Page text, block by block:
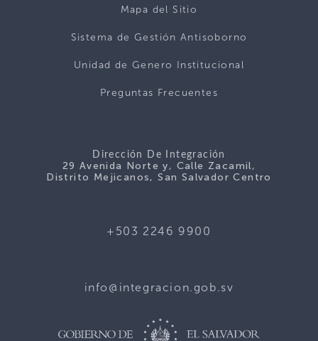
Mapa del Sitio
Sistema de Gestión Antisoborno
Unidad de Genero Institucional
Preguntas Frecuentes
Dirección De Integración
29 Avenida Norte y, Calle Zacamil,
Distrito Mejicanos, San Salvador Centro
+503 2246 9900
info@integracion.gob.sv